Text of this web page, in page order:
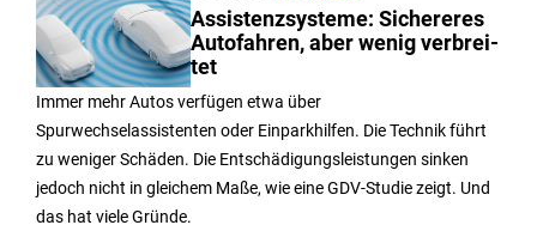
Assis­tenz­sys­teme: Sichereres
Auto­fah­ren, aber wenig ver­brei­
tet
Immer mehr Autos verfügen etwa über
Spurwechselassistenten oder Einparkhilfen. Die Technik führt
zu weniger Schäden. Die Entschädigungsleistungen sinken
jedoch nicht in gleichem Maße, wie eine GDV-Studie zeigt. Und
das hat viele Gründe.